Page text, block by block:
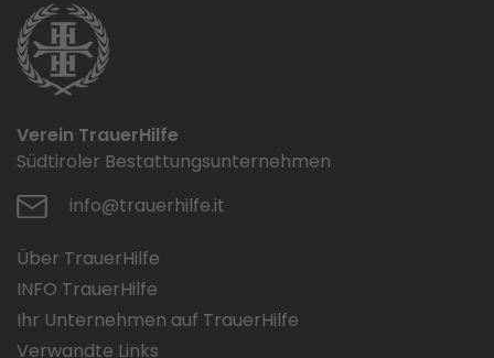
Verein TrauerHilfe
Südtiroler Bestattungsunternehmen
info@trauerhilfe.it
Über TrauerHilfe
INFO TrauerHilfe
Ihr Unternehmen auf TrauerHilfe
Verwandte Links